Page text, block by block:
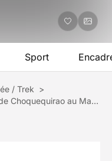
Sport
/ Trek >
Trek d’altitude au cœur des Andes, de Choquequirao au Machu Picchu